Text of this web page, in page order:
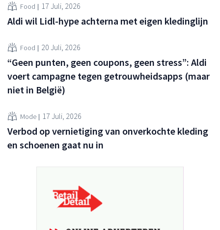
Food 17 Juli, 2026
Aldi wil Lidl-hype achterna met eigen kledinglijn
Food 20 Juli, 2026
“Geen punten, geen coupons, geen stress”: Aldi
voert campagne tegen getrouwheidsapps (maar
niet in België)
Mode 17 Juli, 2026
Verbod op vernietiging van onverkochte kleding
en schoenen gaat nu in